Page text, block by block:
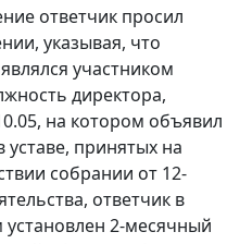
ответчик просил
указывая, что
участником
директора,
на котором объявил
принятых на
собрании от 12-
ответчик в
установлен 2-месячный